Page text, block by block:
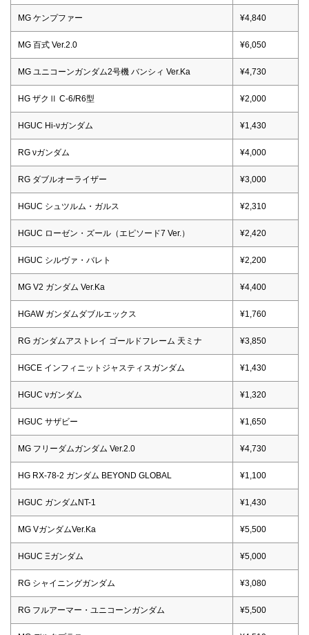
MG ケンプファー ¥4,840
MG 百式 Ver.2.0 ¥6,050
MG ユニコーンガンダム2号機 バンシィ Ver.Ka ¥4,730
HG ザクⅡ C-6/R6型 ¥2,000
HGUC Hi-νガンダム ¥1,430
RG νガンダム ¥4,000
RG ダブルオーライザー ¥3,000
HGUC シュツルム・ガルス ¥2,310
HGUC ローゼン・ズール（エピソード7 Ver.） ¥2,420
HGUC シルヴァ・バレト ¥2,200
MG V2 ガンダム Ver.Ka ¥4,400
HGAW ガンダムダブルエックス ¥1,760
RG ガンダムアストレイ ゴールドフレーム 天ミナ ¥3,850
HGCE インフィニットジャスティスガンダム ¥1,430
HGUC νガンダム ¥1,320
HGUC サザビー ¥1,650
MG フリーダムガンダム Ver.2.0 ¥4,730
HG RX-78-2 ガンダム BEYOND GLOBAL ¥1,100
HGUC ガンダムNT-1 ¥1,430
MG VガンダムVer.Ka ¥5,500
HGUC Ξガンダム ¥5,000
RG シャイニングガンダム ¥3,080
RG フルアーマー・ユニコーンガンダム ¥5,500